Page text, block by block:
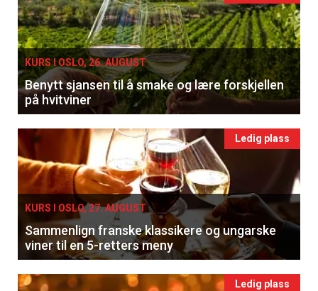
KURS I OSLO, 26. AUGUST
Benytt sjansen til å smake og lære forskjellen
på hvitviner
Ledig plass
KURS I OSLO, 27. AUGUST
Sammenlign franske klassikere og ungarske
viner til en 5-retters meny
Ledig plass